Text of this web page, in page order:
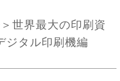
世界最大の印刷資
ジタル印刷機編